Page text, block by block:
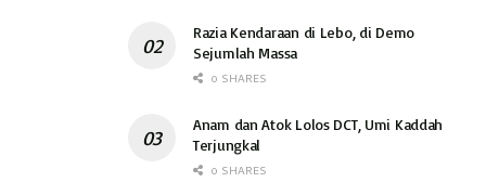
Razia Kendaraan di Lebo, di Demo
Sejumlah Massa
0 SHARES
Anam dan Atok Lolos DCT, Umi Kaddah
Terjungkal
0 SHARES